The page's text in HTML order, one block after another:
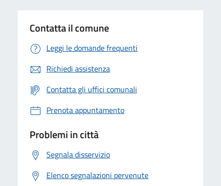
Contatta il comune
Leggi le domande frequenti
Richiedi assistenza
Contatta gli uffici comunali
Prenota appuntamento
Problemi in città
Segnala disservizio
Elenco segnalazioni pervenute